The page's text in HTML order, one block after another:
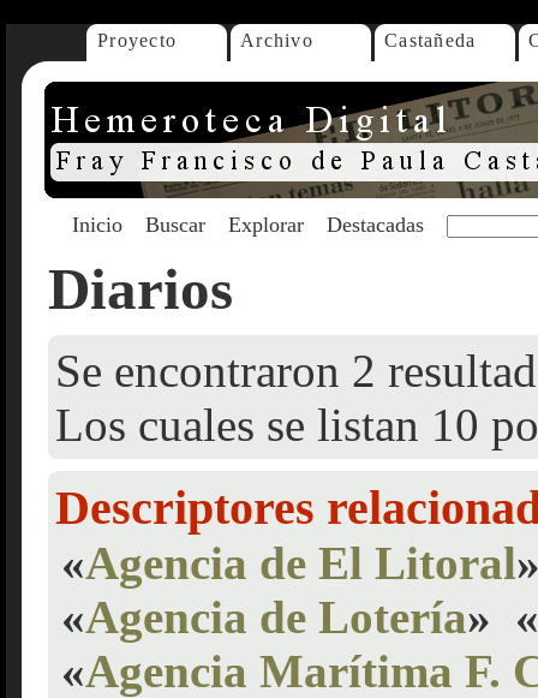
Proyecto Archivo Castañeda
Inicio Buscar Explorar Destacadas
Diarios
Se encontraron 2
Los cuales se listan 10
Descriptores
«Agencia de El Litoral
«Agencia de Lotería» «
«Agencia Marítima F.